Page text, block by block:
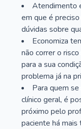
Atendimento
em que é
dúvidas sobre
Economiza
não correr o
para a sua
problema já na
Para quem
clínico geral, é
próximo pelo
paciente há